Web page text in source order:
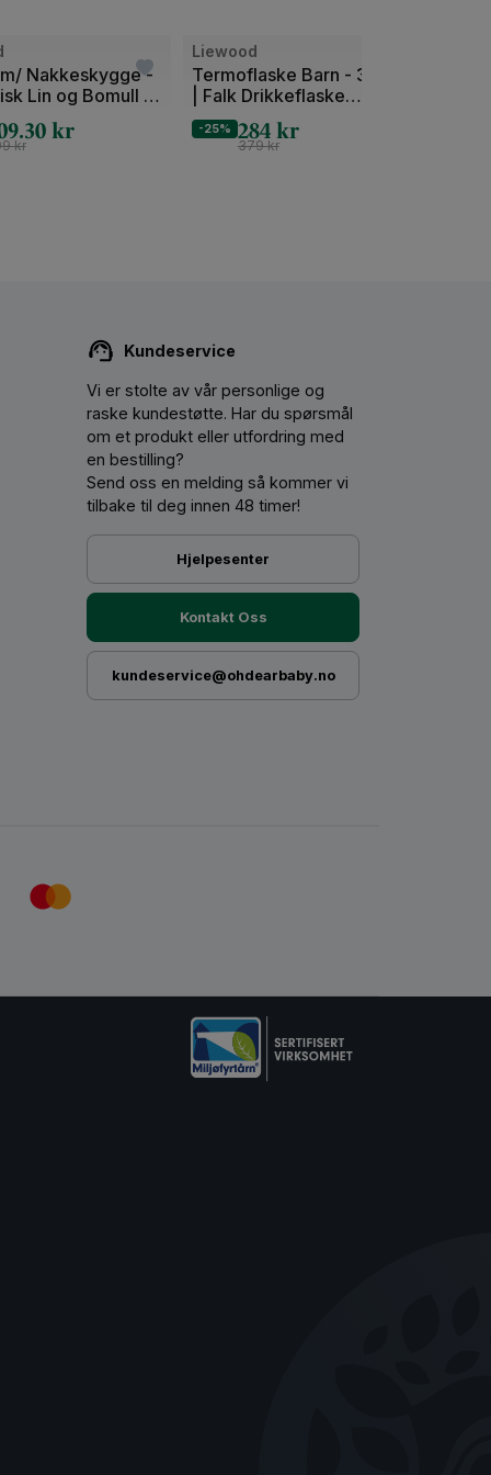
Nakkeskygge -
Lin og Bomull |
kr
kr
Bilde
Liewood
Termoflaske Barn - 350ml
| Falk Drikkeflaske
Medium
-25% 284kr
379kr
Kundeservice
Vi er stolte av vår personlige og
raske kundestøtte. Har du spørsmål
om et produkt eller utfordring med
en bestilling?
Send oss ​​en melding så kommer vi
tilbake til deg innen 48 timer!
Hjelpesenter
Kontakt Oss
kundeservice@ohdearbaby.no